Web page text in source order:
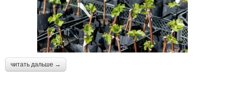
читать дальше →